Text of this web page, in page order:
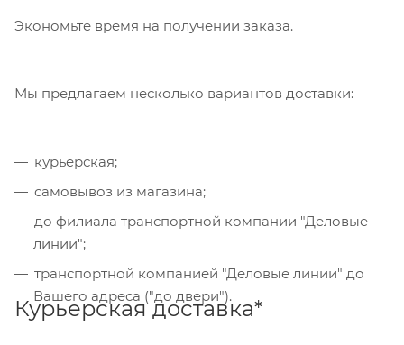
принимаем карты Visa,Master Card, МИР. Оплата
Также Вы можете оплатить товар, выбрав способ
"Банковский перевод", при этом будет
сформирован счет, который Вы сможете скачать
на странице оформления заказа и оплатить по
обратившись в отделение своего банка.
Для данного способа оплаты доступны к выбору
Экономьте время на получении заказа.
Мы предлагаем несколько вариантов доставки:
курьерская;
самовывоз из магазина;
до филиала транспортной компании "Деловые
линии";
транспортной компанией "Деловые линии" до
Вашего адреса ("до двери").
Курьерская доставка*